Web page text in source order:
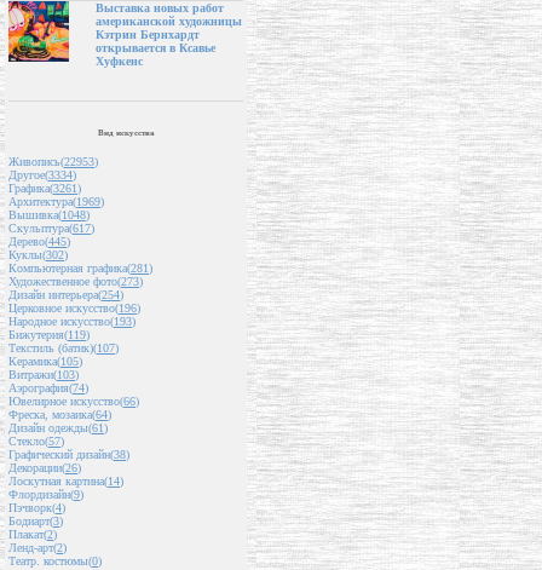
Выставка новых работ
американской художницы
Кэтрин Бернхардт
открывается в Ксавье
Хуфкенс
Вид искусства
Живопись(22953)
Другое(3334)
Графика(3261)
Архитектура(1969)
Вышивка(1048)
Скульптура(617)
Дерево(445)
Куклы(302)
Компьютерная графика(281)
Художественное фото(273)
Дизайн интерьера(254)
Церковное искусство(196)
Народное искусство(193)
Бижутерия(119)
Текстиль (батик)(107)
Керамика(105)
Витражи(103)
Аэрография(74)
Ювелирное искусство(66)
Фреска, мозаика(64)
Дизайн одежды(61)
Стекло(57)
Графический дизайн(38)
Декорации(26)
Лоскутная картина(14)
Флордизайн(9)
Пэчворк(4)
Бодиарт(3)
Плакат(2)
Ленд-арт(2)
Театр. костюмы(0)